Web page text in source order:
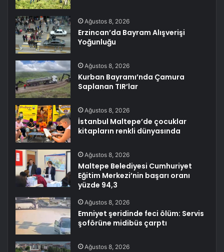
Ağustos 8, 2026
Erzincan’da Bayram Alışverişi
Yoğunluğu
Ağustos 8, 2026
Kurban Bayramı’nda Çamura
Saplanan TIR’lar
Ağustos 8, 2026
İstanbul Maltepe’de çocuklar
kitapların renkli dünyasında
Ağustos 8, 2026
Maltepe Belediyesi Cumhuriyet
Eğitim Merkezi’nin başarı oranı
yüzde 94,3
Ağustos 8, 2026
Emniyet şeridinde feci ölüm: Servis
şoförüne midibüs çarptı
Ağustos 8, 2026